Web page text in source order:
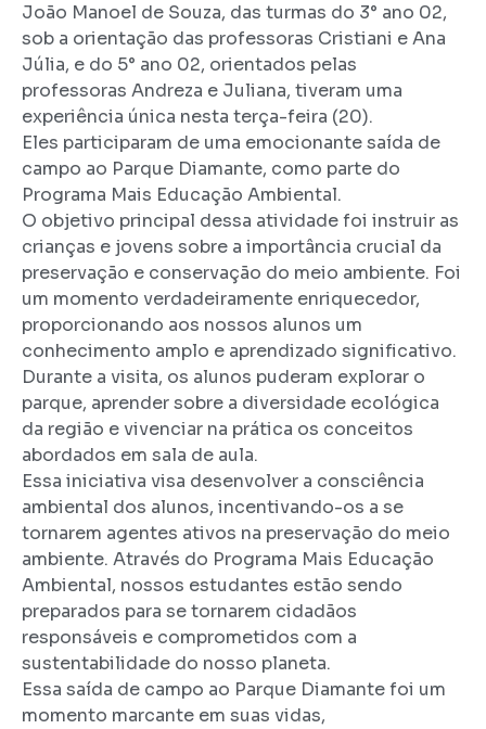
João Manoel de Souza, das turmas do 3° ano 02,
sob a orientação das professoras Cristiani e Ana
Júlia, e do 5° ano 02, orientados pelas
professoras Andreza e Juliana, tiveram uma
experiência única nesta terça-feira (20).
Eles participaram de uma emocionante saída de
campo ao Parque Diamante, como parte do
Programa Mais Educação Ambiental.
O objetivo principal dessa atividade foi instruir as
crianças e jovens sobre a importância crucial da
preservação e conservação do meio ambiente. Foi
um momento verdadeiramente enriquecedor,
proporcionando aos nossos alunos um
conhecimento amplo e aprendizado significativo.
Durante a visita, os alunos puderam explorar o
parque, aprender sobre a diversidade ecológica
da região e vivenciar na prática os conceitos
abordados em sala de aula.
Essa iniciativa visa desenvolver a consciência
ambiental dos alunos, incentivando-os a se
tornarem agentes ativos na preservação do meio
ambiente. Através do Programa Mais Educação
Ambiental, nossos estudantes estão sendo
preparados para se tornarem cidadãos
responsáveis e comprometidos com a
sustentabilidade do nosso planeta.
Essa saída de campo ao Parque Diamante foi um
momento marcante em suas vidas,